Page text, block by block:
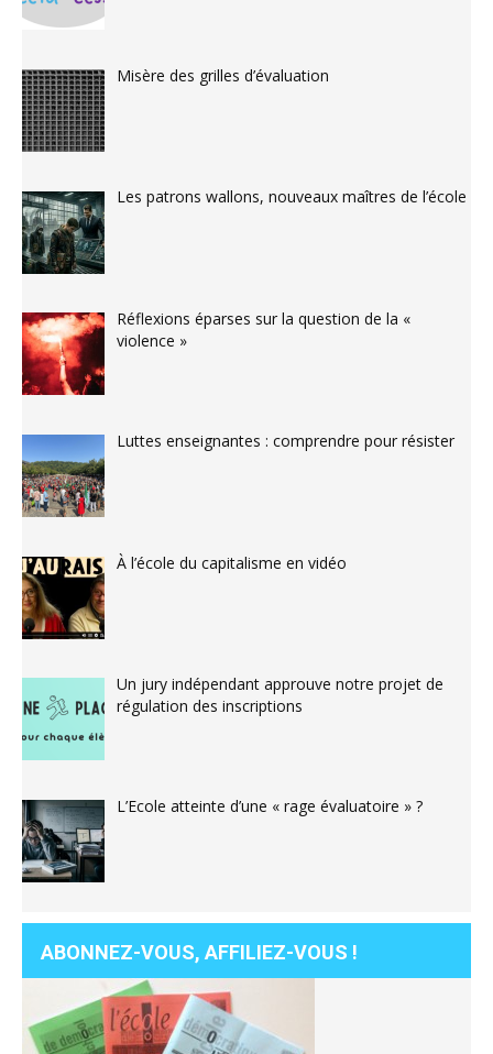
Misère des grilles d’évaluation
Les patrons wallons, nouveaux maîtres de l’école
Réflexions éparses sur la question de la «
violence »
Luttes enseignantes : comprendre pour résister
À l’école du capitalisme en vidéo
Un jury indépendant approuve notre projet de
régulation des inscriptions
L’Ecole atteinte d’une « rage évaluatoire » ?
ABONNEZ-VOUS, AFFILIEZ-VOUS !